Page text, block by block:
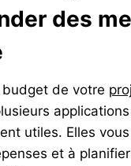
des
budget de votre
utiles. Elles
et à